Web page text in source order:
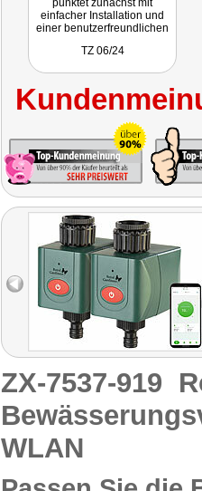
punktet zunächst mit
einfacher Installation und
einer benutzerfreundlichen
iOS verfügbar ist. Die
ermöglicht eine flexible
Steuerung der
TZ 06/24
ZX-7537-919
WLAN